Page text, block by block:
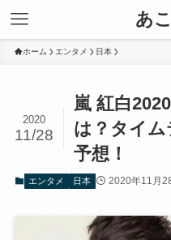
あ
ホーム エンタメ 日本
嵐 紅白
は？タイ
予想！
2020
11/28
エンタメ 日本 2020年11月